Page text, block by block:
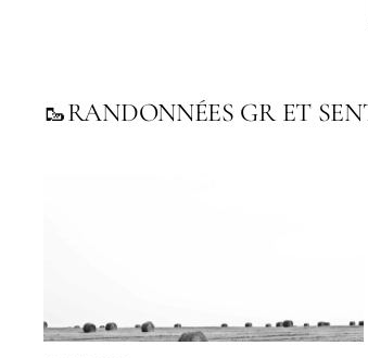
🥾RANDONNÉES GR ET